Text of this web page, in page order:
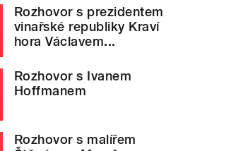
Rozhovor s prezidentem
vinařské republiky Kraví
hora Václavem...
Rozhovor s Ivanem
Hoffmanem
Rozhovor s malířem